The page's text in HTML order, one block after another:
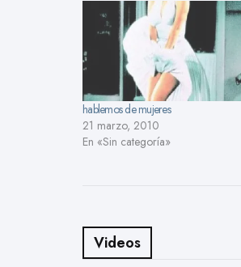
hablemos de mujeres
21 marzo, 2010
En «Sin categoría»
Videos